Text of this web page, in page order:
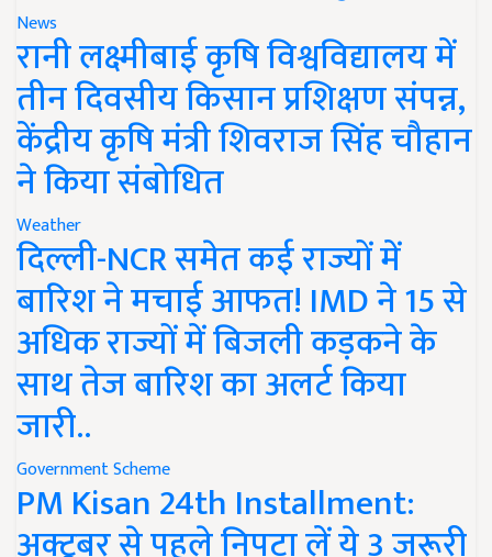
News
रानी लक्ष्मीबाई कृषि विश्वविद्यालय में
तीन दिवसीय किसान प्रशिक्षण संपन्न,
केंद्रीय कृषि मंत्री शिवराज सिंह चौहान
ने किया संबोधित
Weather
दिल्ली-NCR समेत कई राज्यों में
बारिश ने मचाई आफत! IMD ने 15 से
अधिक राज्यों में बिजली कड़कने के
साथ तेज बारिश का अलर्ट किया
जारी..
Government Scheme
PM Kisan 24th Installment:
अक्टूबर से पहले निपटा लें ये 3 जरूरी